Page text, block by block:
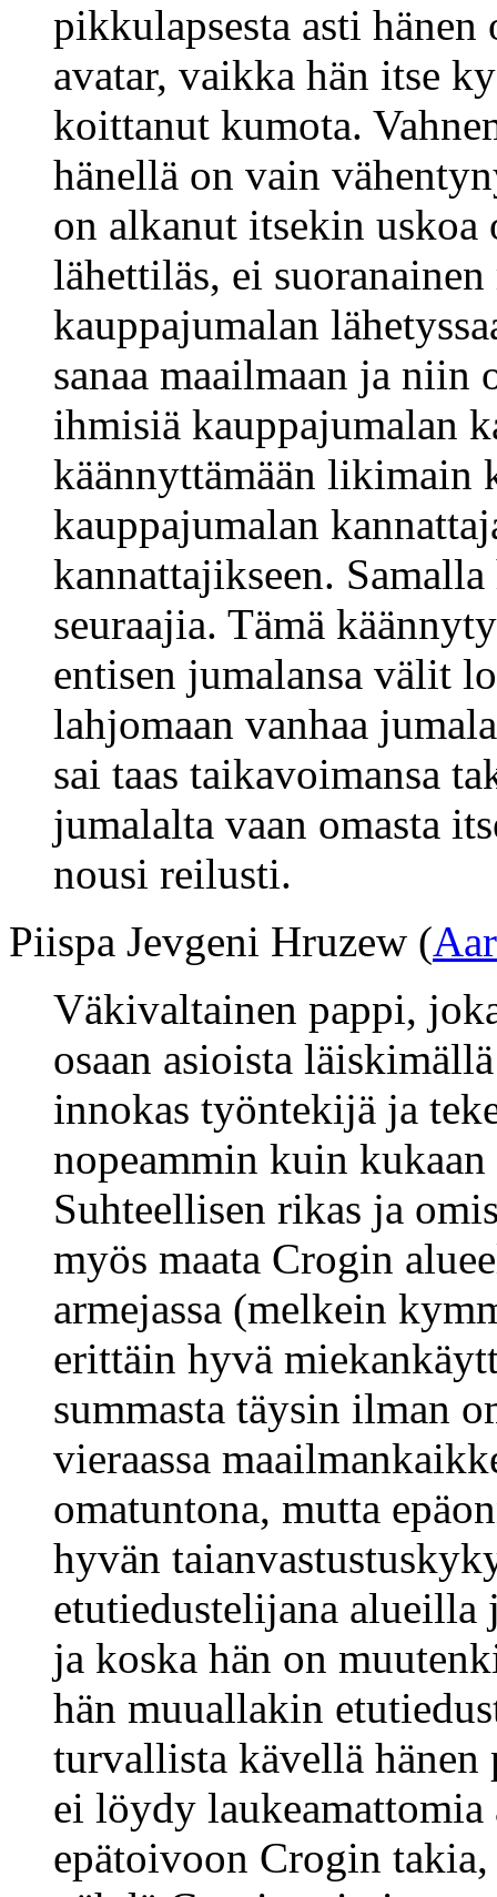
pikkulapsesta asti
avatar, vaikka hän itse
koittanut kumota.
hänellä on vain
on alkanut itsekin uskoa
lähettiläs, ei
kauppajumalan
sanaa maailmaan ja niin
ihmisiä kauppajumalan
käännyttämään likimain
kauppajumalan
kannattajikseen.
seuraajia. Tämä
entisen jumalansa välit
lahjomaan vanhaa
sai taas taikavoimansa
jumalalta vaan omasta
nousi reilusti.
Piispa Jevgeni Hruzew (
Väkivaltainen pappi,
osaan asioista
innokas työntekijä ja
nopeammin kuin
Suhteellisen rikas ja
myös maata Crogin
armejassa (melkein
erittäin hyvä
summasta täysin ilman
vieraassa
omatuntona, mutta
hyvän
etutiedustelijana alueilla
ja koska hän on
hän muuallakin
turvallista kävellä hänen
ei löydy
epätoivoon Crogin